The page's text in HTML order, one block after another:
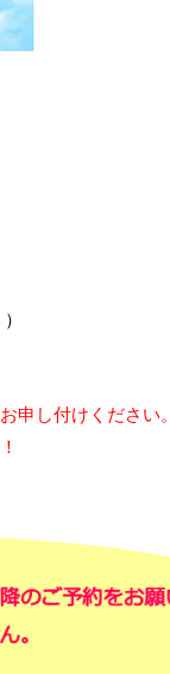
申し付けください。